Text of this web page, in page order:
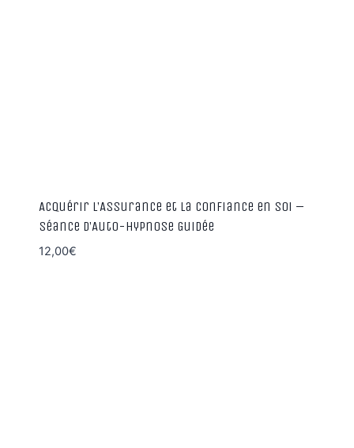
Acquérir l’Assurance et la Confiance en Soi –
Séance d’Auto-Hypnose Guidée
12,00€